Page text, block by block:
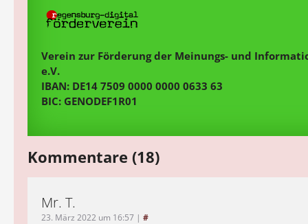
Verein zur Förderung der Meinungs- und
e.V.
IBAN: DE14 7509 0000 0000 0633 63
BIC: GENODEF1R01
Kommentare (18)
Mr. T.
23. März 2022 um 16:57 | #